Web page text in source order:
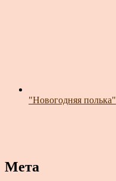
"Новогодняя полька"
Мета